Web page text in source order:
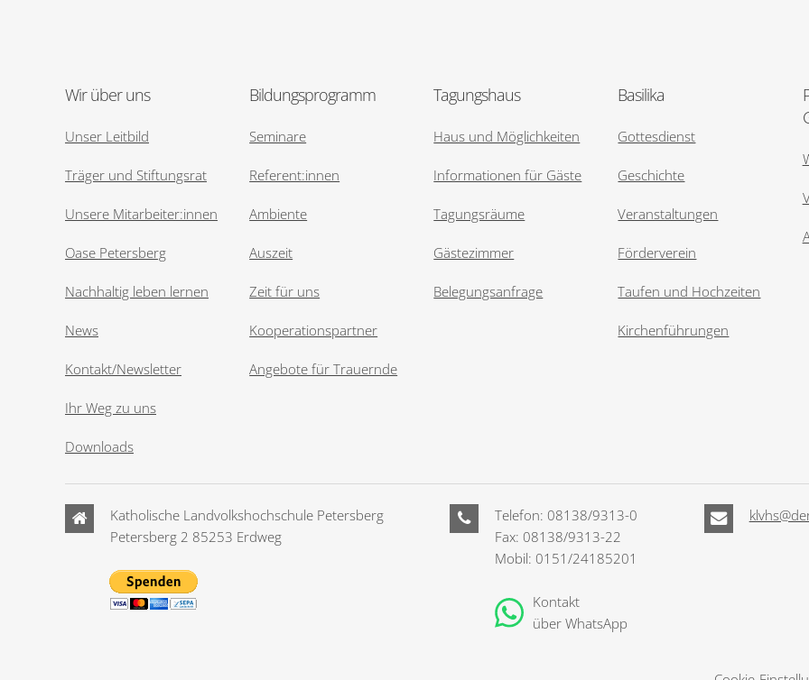
Wir über uns
Unser Leitbild
Träger und Stiftungsrat
Unsere Mitarbeiter:innen
Oase Petersberg
Nachhaltig leben lernen
News
Kontakt/Newsletter
Ihr Weg zu uns
Downloads
Bildungsprogramm
Seminare
Referent:innen
Ambiente
Auszeit
Zeit für uns
Kooperationspartner
Angebote für Trauernde
Tagungshaus
Haus und Möglichkeiten
Informationen für Gäste
Tagungsräume
Gästezimmer
Belegungsanfrage
Basilika
Gottesdienst
Geschichte
Veranstaltungen
Förderverein
Taufen und Hochzeiten
Kirchenführungen
Katholische Landvolkshochschule Petersberg
Petersberg 2 85253 Erdweg
Telefon: 08138/9313-0
Fax: 08138/9313-22
Mobil: 0151/24185201
Kontakt
über WhatsApp